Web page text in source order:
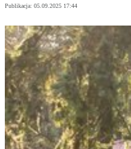
Publikacja: 05.09.2025 17:44